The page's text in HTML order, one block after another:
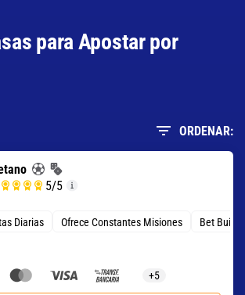
para Apostar por
ORDENAR:
5/5
Diarias Ofrece Constantes Misiones Bet
+5